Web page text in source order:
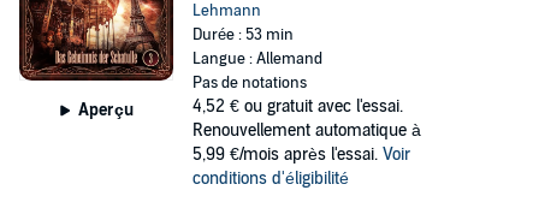
Aperçu
Lehmann
Durée : 53 min
Langue : Allemand
Pas de notations
4,52 € ou gratuit avec l'essai.
Renouvellement automatique à
5,99 €/mois après l'essai. Voir
conditions d'éligibilité